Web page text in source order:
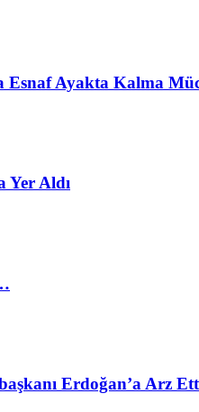
Esnaf Ayakta Kalma
Yer Aldı
Erdoğan’a Arz